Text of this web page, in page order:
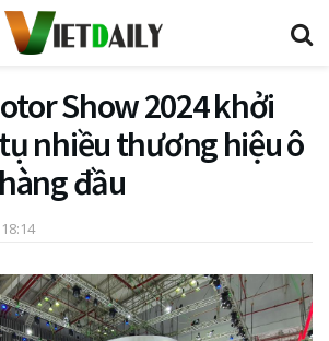
Show 2024 khởi
nhiều thương hiệu ô
đầu